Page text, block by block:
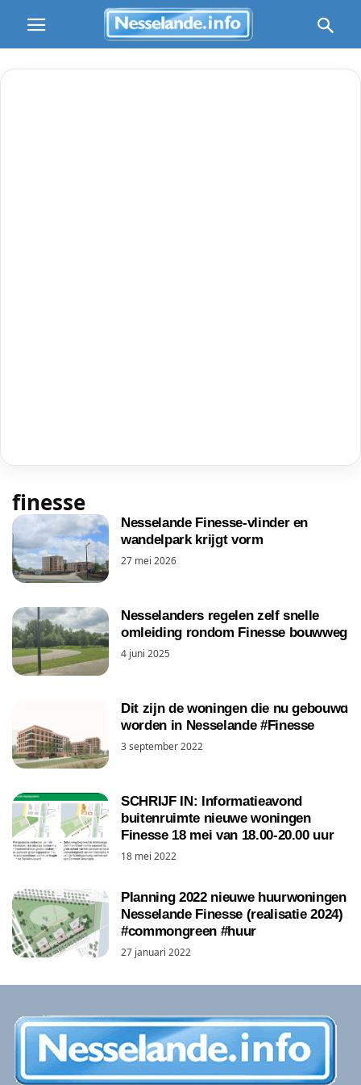
finesse
Nesselande Finesse-vlinder en
wandelpark krijgt vorm
27 mei 2026
Nesselanders regelen zelf snelle
omleiding rondom Finesse bouwweg
4 juni 2025
Dit zijn de woningen die nu gebouwd
worden in Nesselande #Finesse
3 september 2022
SCHRIJF IN: Informatieavond
buitenruimte nieuwe woningen
Finesse 18 mei van 18.00-20.00 uur
18 mei 2022
Planning 2022 nieuwe huurwoningen
Nesselande Finesse (realisatie 2024)
#commongreen #huur
27 januari 2022